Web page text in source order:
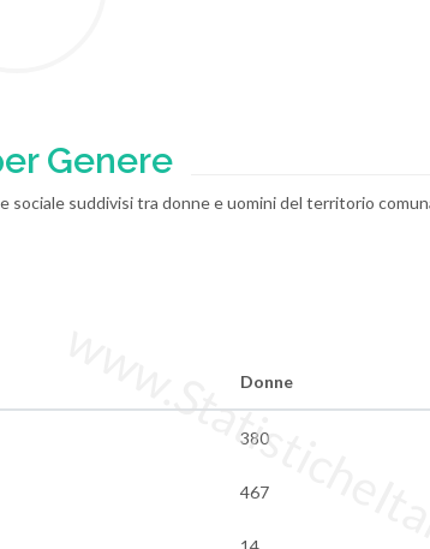
Genere
sociale suddivisi tra donne e uomini del territorio
Donne
380
467